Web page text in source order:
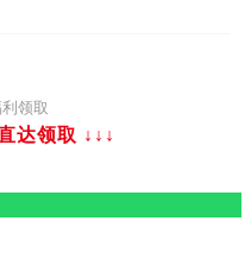
领取
达领取 ↓↓↓